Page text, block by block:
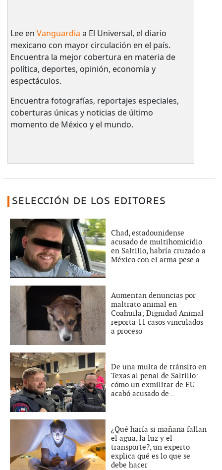
Lee en Vanguardia a El Universal, el diario
mexicano con mayor circulación en el país.​
Encuentra la mejor cobertura en materia de
política, deportes, opinión, economía y
espectáculos.
Encuentra fotografías, reportajes especiales,
coberturas únicas y noticias de último
momento de México y el mundo.
SELECCIÓN DE LOS EDITORES
Chad, estadounidense
acusado de multihomicidio
en Saltillo, habría cruzado a
México con el arma pese a...
Aumentan denuncias por
maltrato animal en
Coahuila; Dignidad Animal
reporta 11 casos vinculados
a proceso
De una multa de tránsito en
Texas al penal de Saltillo:
cómo un exmilitar de EU
acabó acusado de...
¿Qué haría si mañana fallan
el agua, la luz y el
transporte?, un experto
explica qué es lo que se
debe hacer